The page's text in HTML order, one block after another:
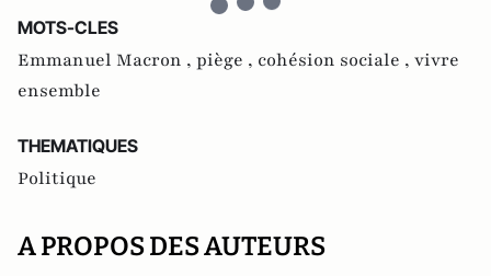
MOTS-CLES
Emmanuel Macron , piège , cohésion sociale , vivre
ensemble
THEMATIQUES
Politique
A PROPOS DES AUTEURS